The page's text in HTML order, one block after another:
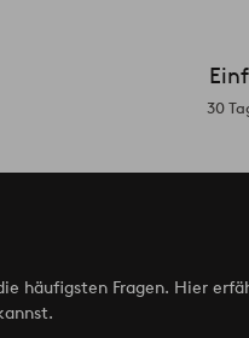
30
häufigsten Fragen. Hier